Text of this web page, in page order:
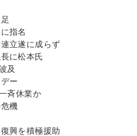
指名
立遂に成らず
に松本氏
及
ー
斉休業か
機
興を積極援助